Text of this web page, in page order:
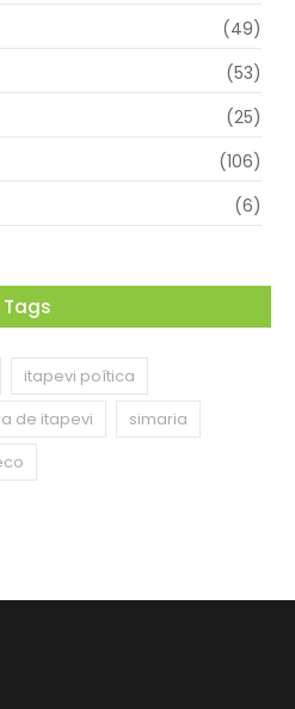
(49)
(53)
(25)
(106)
(6)
Tags
itapevi poítica
de itapevi
simaria